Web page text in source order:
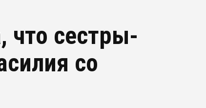
что сестры-
со